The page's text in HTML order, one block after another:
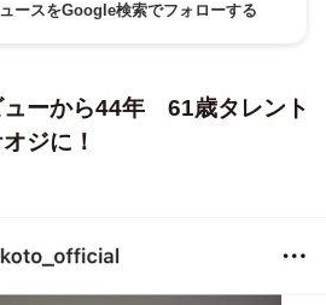
ースをGoogle検索でフォローする
ューから44年 61歳タレント
ジに！